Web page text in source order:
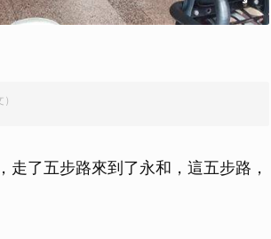
了五步路來到了永和，這五步路，